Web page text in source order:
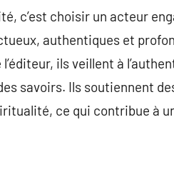
c’est choisir un acteur
authentiques et
ils veillent à
savoirs. Ils soutiennent
ce qui contribue à